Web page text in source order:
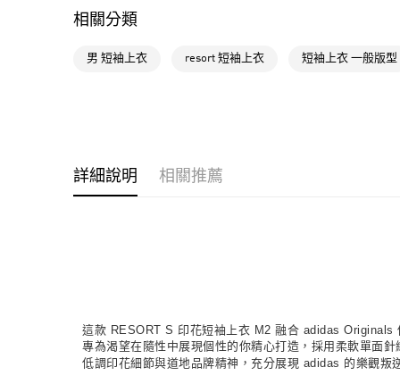
相關分類
男 短袖上衣 resort 短袖上衣 短袖上衣 一般版型
詳細說明 相關推薦
這款 RESORT S 印花短袖上衣 M2 融合 adidas Originals
專為渴望在隨性中展現個性的你精心打造，採用柔軟單面
低調印花細節與道地品牌精神，充分展現 adidas 的樂觀叛